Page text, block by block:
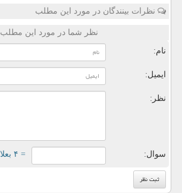
نظرات بینندگان در مورد این مطلب
نظر شما در مورد این مطلب
نام:
ایمیل:
نظر:
سوال: = ۴ بعلاوه ۲